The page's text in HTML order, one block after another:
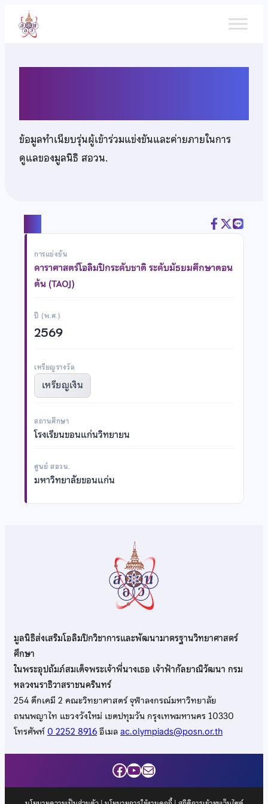
เนื้อหา
ข้อมูลทำเนียบรุ่นผู้เข้าร่วมแข่งขันและค่ายภายในการ
ดูแลของมูลนิธิ สอวน.
การแข่งขัน
ดาราศาสตร์โอลิมปิกระดับชาติ ระดับมัธยมศึกษาตอน
ต้น (TAOJ)
ปี (พ.ศ.)
2569
เหรียญรางวัล
เหรียญเงิน
สถานศึกษา
โรงเรียนขอนแก่นวิทยายน
ศูนย์ สอวน.
มหาวิทยาลัยขอนแก่น
มูลนิธิส่งเสริมโอลิมปิกวิชาการและพัฒนามาตรฐานวิทยาศาสตร์
ศึกษา
ในพระอุปถัมภ์สมเด็จพระเจ้าพี่นางเธอ เจ้าฟ้ากัลยาณิวัฒนา กรม
หลวงนราธิวาสราชนครินทร์
254 ตึกเคมี 2 คณะวิทยาศาสตร์ จุฬาลงกรณ์มหาวิทยาลัย
ถนนพญาไท แขวงวังใหม่ เขตปทุมวัน กรุงเทพมหานคร 10330
โทรศัพท์0 2252 8916อีเมลac.olympiads@posn.or.th
Facebook
YouTube
Mail